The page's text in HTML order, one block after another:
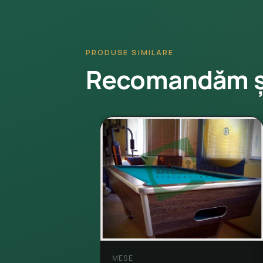
PRODUSE SIMILARE
Recomandăm
MESE